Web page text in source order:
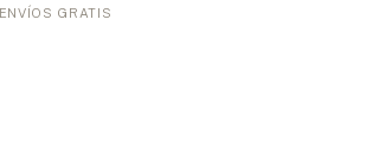
ENVÍOS GRATIS